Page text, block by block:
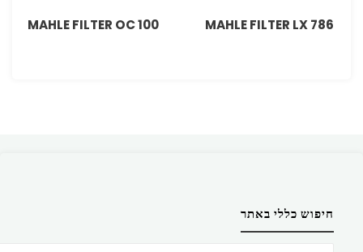
MAHLE FILTER LX 786
MAHLE FILTER OC 100
חיפוש כללי באתר